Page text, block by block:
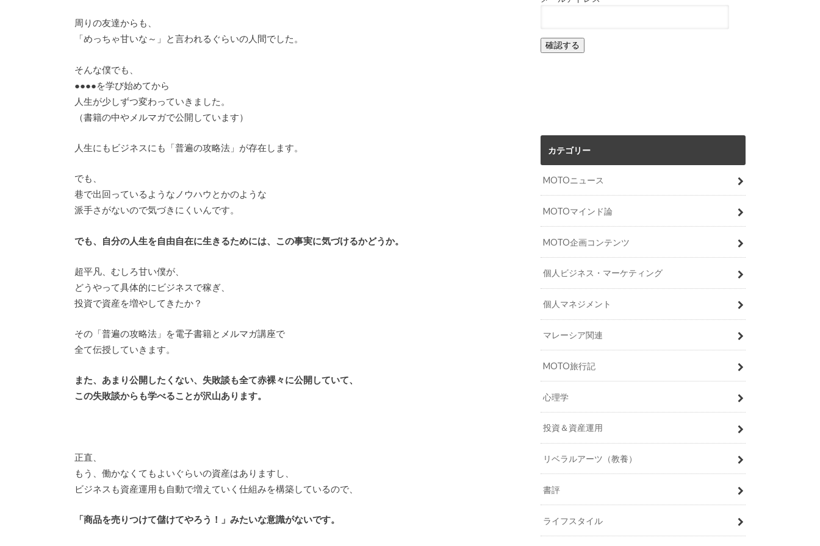
周りの友達からも、
「めっちゃ甘いな～」と言われるぐらいの人間でした。
そんな僕でも、
●●●●を学び始めてから
人生が少しずつ変わっていきました。
（書籍の中やメルマガで公開しています）
人生にもビジネスにも「普遍の攻略法」が存在します。
でも、
巷で出回っているようなノウハウとかのような
派手さがないので気づきにくいんです。
でも、自分の人生を自由自在に生きるためには、この事実に気づけるかどうか。
超平凡、むしろ甘い僕が、
どうやって具体的にビジネスで稼ぎ、
投資で資産を増やしてきたか？
その「普遍の攻略法」を電子書籍とメルマガ講座で
全て伝授していきます。
また、あまり公開したくない、失敗談も全て赤裸々に公開していて、
この失敗談からも学べることが沢山あります。
正直、
もう、働かなくてもよいぐらいの資産はありますし、
ビジネスも資産運用も自動で増えていく仕組みを構築しているので、
「商品を売りつけて儲けてやろう！」みたいな意識がないです。
カテゴリー
MOTOニュース
MOTOマインド論
MOTO企画コンテンツ
個人ビジネス・マーケティング
個人マネジメント
マレーシア関連
MOTO旅行記
心理学
投資＆資産運用
リベラルアーツ（教養）
書評
ライフスタイル